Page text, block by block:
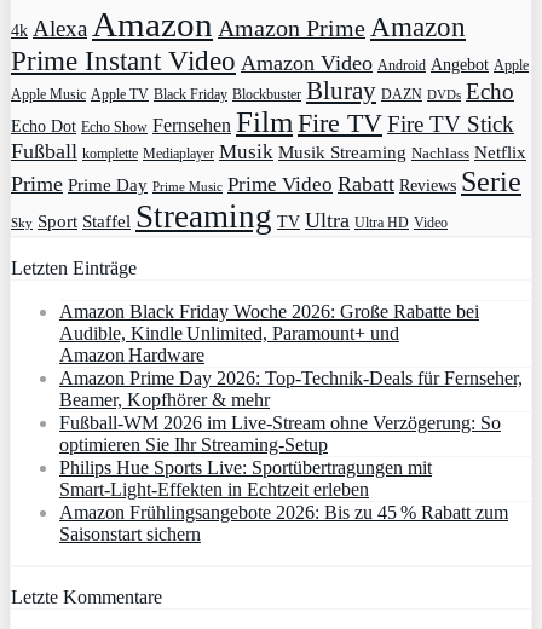
4k Alexa Amazon Amazon PrimeAmazon
Prime Instant Video Amazon Video Android Angebot Apple
Apple Music Apple TV Black Friday Blockbuster Bluray DAZN DVDs Echo
Echo Dot Echo Show Fernsehen Film Fire TVFire TV Stick
Fußball komplette Mediaplayer Musik Musik Streaming Nachlass Netflix
Prime Prime Day Prime Music Prime Video Rabatt Reviews Serie
Sky Sport Staffel Streaming TV Ultra Ultra HD Video
Letzten Einträge
Amazon Black Friday Woche 2026: Große Rabatte bei
Audible, Kindle Unlimited, Paramount+ und
Amazon Hardware
Amazon Prime Day 2026: Top-Technik-Deals für Fernseher,
Beamer, Kopfhörer & mehr
Fußball-WM 2026 im Live-Stream ohne Verzögerung: So
optimieren Sie Ihr Streaming-Setup
Philips Hue Sports Live: Sportübertragungen mit
Smart‑Light‑Effekten in Echtzeit erleben
Amazon Frühlingsangebote 2026: Bis zu 45 % Rabatt zum
Saisonstart sichern
Letzte Kommentare